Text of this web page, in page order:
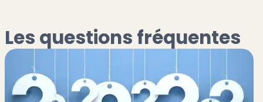
Les questions fréquentes